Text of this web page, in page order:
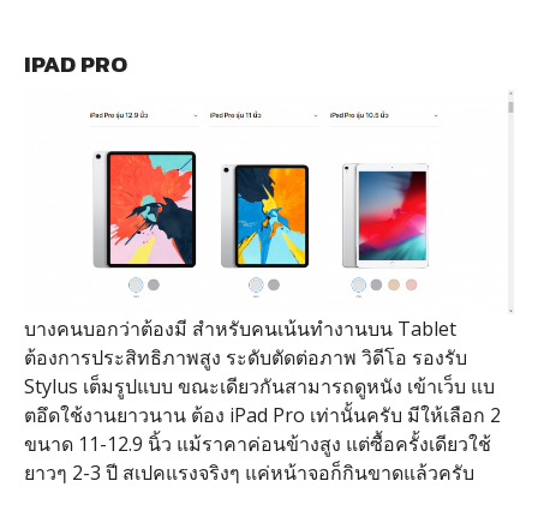
IPAD PRO
บางคนบอกว่าต้องมี สำหรับคนเน้นทำงานบน Tablet
ต้องการประสิทธิภาพสูง ระดับตัดต่อภาพ วิดีโอ รองรับ
Stylus เต็มรูปแบบ ขณะเดียวกันสามารถดูหนัง เข้าเว็บ แบ
ตอึดใช้งานยาวนาน ต้อง iPad Pro เท่านั้นครับ มีให้เลือก 2
ขนาด 11-12.9 นิ้ว แม้ราคาค่อนข้างสูง แต่ซื้อครั้งเดียวใช้
ยาวๆ 2-3 ปี สเปคแรงจริงๆ แค่หน้าจอก็กินขาดแล้วครับ